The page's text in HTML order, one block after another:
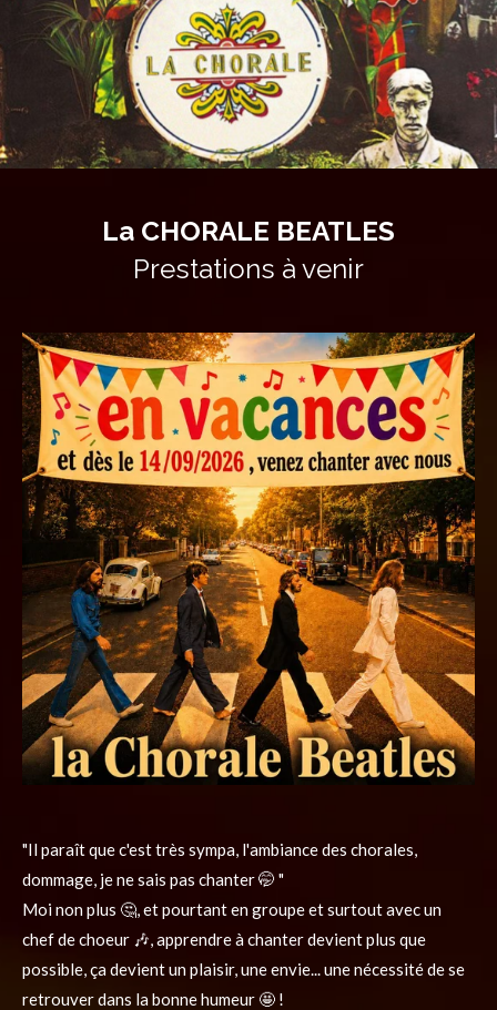
La CHORALE BEATLES
Prestations à venir
"Il paraît que c'est très sympa, l'ambiance des chorales,
dommage, je ne sais pas chanter 🤭 "
Moi non plus 🤔, et pourtant en groupe et surtout avec un
chef de choeur 🎶, apprendre à chanter devient plus que
possible, ça devient un plaisir, une envie... une nécessité de se
retrouver dans la bonne humeur 🤩 !